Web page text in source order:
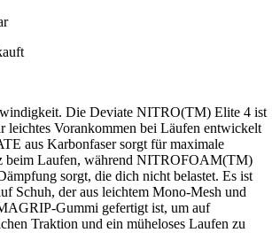
Die Deviate NITRO(TM) Elite 4 ist
leichtes Vorankommen bei Läufen entwickelt
aus Karbonfaser sorgt für maximale
beim Laufen, während NITROFOAM(TM)
sorgt, die dich nicht belastet. Es ist
Schuh, der aus leichtem Mono-Mesh und
Gummi gefertigt ist, um auf
Traktion und ein müheloses Laufen zu